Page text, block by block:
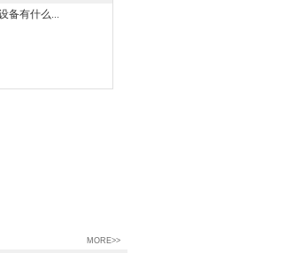
备有什么...
MORE>>